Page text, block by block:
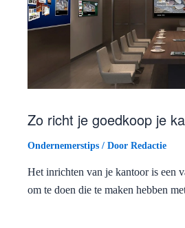
Zo richt je goedkoop je
Ondernemerstips / Door Redactie
Het inrichten van je kantoor is een
om te doen die te maken hebben